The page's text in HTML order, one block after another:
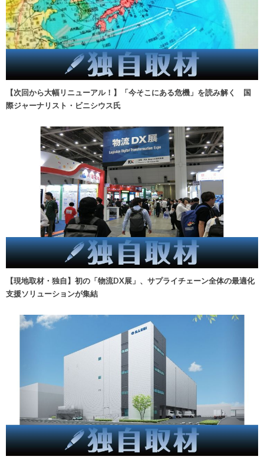
【次回から大幅リニューアル！】「今そこにある危機」を読み解く 国
際ジャーナリスト・ビニシウス氏
【現地取材・独自】初の「物流DX展」、サプライチェーン全体の最適化
支援ソリューションが集結